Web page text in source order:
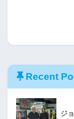
Recent
ジ